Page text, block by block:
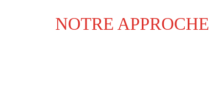
NOTRE APPROCHE